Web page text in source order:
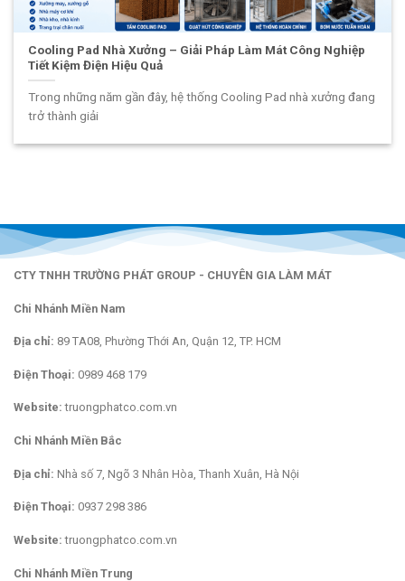
Cooling Pad Nhà Xưởng – Giải Pháp Làm Mát Công Nghiệp
Tiết Kiệm Điện Hiệu Quả
Trong những năm gần đây, hệ thống Cooling Pad nhà xưởng đang
trở thành giải
CTY TNHH TRƯỜNG PHÁT GROUP - CHUYÊN GIA LÀM MÁT
Chi Nhánh Miền Nam
Địa chỉ: 89 TA08, Phường Thới An, Quận 12, TP. HCM
Điện Thoại: 0989 468 179
Website: truongphatco.com.vn
Chi Nhánh Miền Bắc
Địa chỉ: Nhà số 7, Ngõ 3 Nhân Hòa, Thanh Xuân, Hà Nội
Điện Thoại: 0937 298 386
Website: truongphatco.com.vn
Chi Nhánh Miền Trung